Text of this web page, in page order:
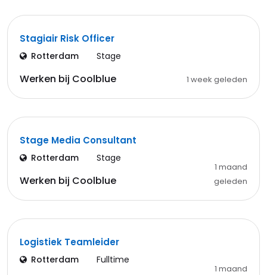
Stagiair Risk Officer
Rotterdam Stage
Werken bij Coolblue 1 week geleden
Stage Media Consultant
Rotterdam Stage
Werken bij Coolblue
1 maand
geleden
Logistiek Teamleider
Rotterdam Fulltime
1 maand